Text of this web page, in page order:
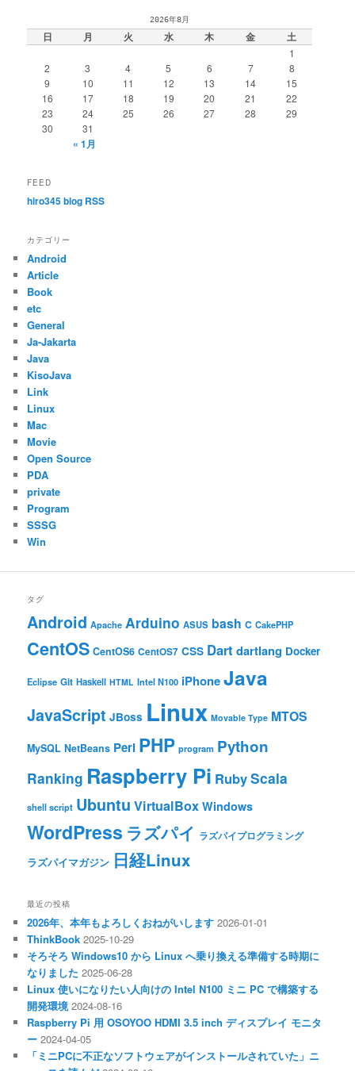
2026年8月
日 月 火 水 木 金 土
1
2
3 4 5 6 7
8
9
10 11 12 13 14
15
16
17 18 19 20 21
22
23
24 25 26 27 28
29
30
31
« 1月
FEED
hiro345 blog RSS
カテゴリー
Android
Article
Book
etc
General
Ja-Jakarta
Java
KisoJava
Link
Linux
Mac
Movie
Open Source
PDA
private
Program
SSSG
Win
タグ
Android Apache Arduino ASUS bash C CakePHP
CentOS CentOS6 CentOS7 CSS Dart dartlang Docker
Eclipse Git Haskell HTML Intel N100 iPhoneJava
JavaScript JBoss Linux Movable Type MTOS
MySQL NetBeans Perl PHP program Python
Ranking Raspberry Pi RubyScala
shell script Ubuntu VirtualBox Windows
WordPress ラズパイ ラズパイプログラミング
ラズパイマガジン 日経Linux
最近の投稿
2026年、本年もよろしくおねがいします 2026-01-01
ThinkBook 2025-10-29
そろそろ Windows10 から Linux へ乗り換える準備する時期に
なりました 2025-06-28
Linux 使いになりたい人向けの Intel N100 ミニ PC で構築する
開発環境 2024-08-16
Raspberry Pi 用 OSOYOO HDMI 3.5 inch ディスプレイ モニタ
ー 2024-04-05
「ミニPCに不正なソフトウェアがインストールされていた」ニ